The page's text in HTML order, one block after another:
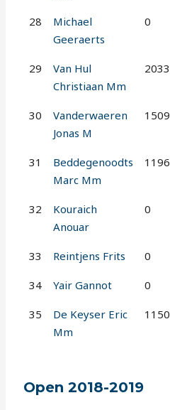
28
Michael
Geeraerts
0
29
Van Hul
Christiaan Mm
2033
30
Vanderwaeren
Jonas M
1509
31
Beddegenoodts
Marc Mm
1196
32
Kouraich
Anouar
0
33 Reintjens Frits 0
34 Yair Gannot 0
35
De Keyser Eric
Mm
1150
Open 2018-2019